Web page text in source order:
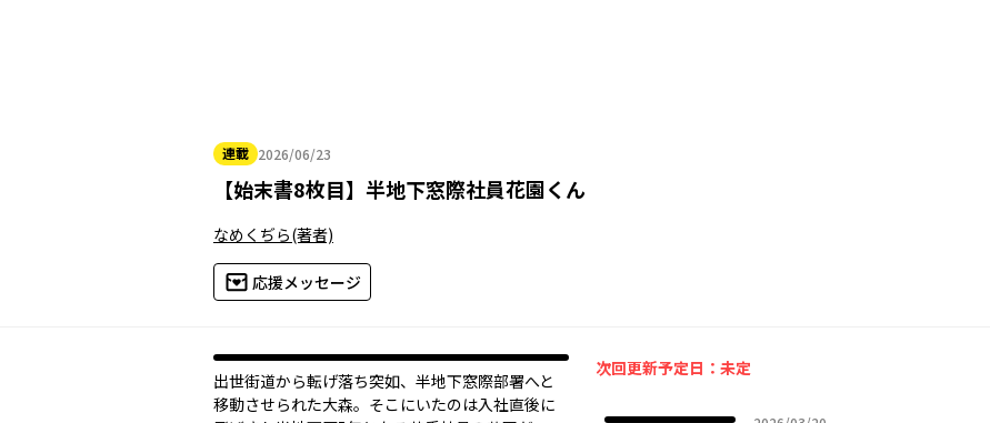
連載 2026/06/23
2026年06月23日
【始末書8枚目】 半地下窓際社員花園くん
なめくぢら(著者)
応援メッセージ
出世街道から転げ落ち突如、半地下窓際部署へと
移動させられた大森。そこにいたのは入社直後に
次回更新予定日：未定